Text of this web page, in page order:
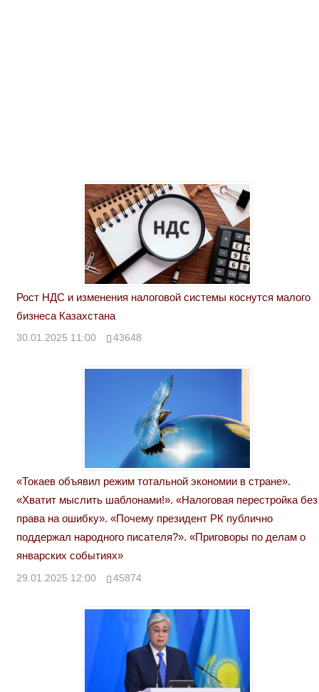
Рост НДС и изменения налоговой системы коснутся малого
бизнеса Казахстана
30.01.2025 11:00 43648
«Токаев объявил режим тотальной экономии в стране».
«Хватит мыслить шаблонами!». «Налоговая перестройка без
права на ошибку». «Почему президент РК публично
поддержал народного писателя?». «Приговоры по делам о
январских событиях»
29.01.2025 12:00 45874